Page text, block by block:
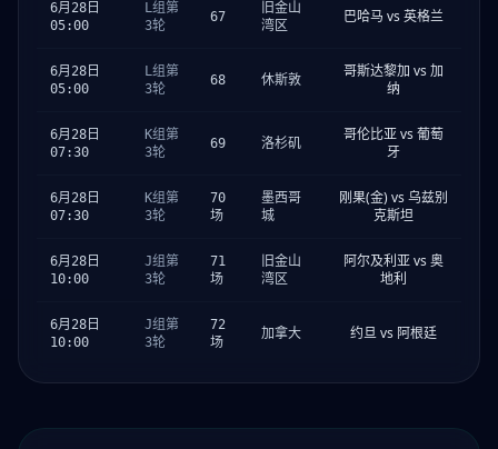
6月28日
05:00
L组第
3轮
67
旧金山
湾区
巴哈马 vs 英格兰
6月28日
05:00
L组第
3轮
68 休斯敦
哥斯达黎加 vs 加
纳
6月28日
07:30
K组第
3轮
69 洛杉矶
哥伦比亚 vs 葡萄
牙
6月28日
07:30
K组第
3轮
70
场
墨西哥
城
刚果(金) vs 乌兹别
克斯坦
6月28日
10:00
J组第
3轮
71
场
旧金山
湾区
阿尔及利亚 vs 奥
地利
6月28日
10:00
J组第
3轮
72
场
加拿大 约旦 vs 阿根廷